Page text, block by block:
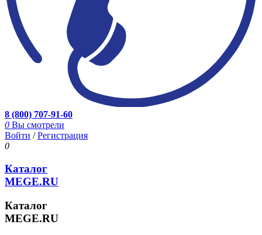
8 (800) 707-91-60
0 Вы смотрели
Войти /Регистрация
0
Каталог
MEGE.RU
Каталог
MEGE.RU